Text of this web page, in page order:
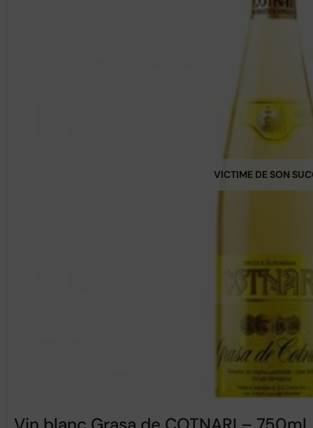
VICTIME DE SON